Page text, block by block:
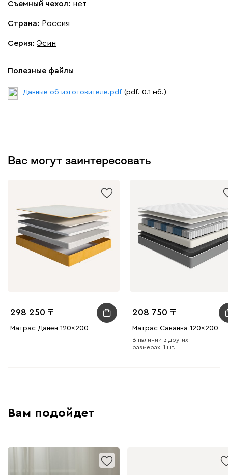
Съемный чехол: нет
Страна: Россия
Серия: Эсин
Полезные файлы
Данные об изготовителе.pdf (pdf. 0.1 мб.)
Вас могут заинтересовать
298 250
Матрас Данен 120x200
208 750
Матрас Саванна 120x200
В наличии в других
размерах: 1 шт.
Вам подойдет